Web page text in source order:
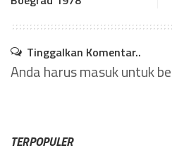
Tinggalkan Komentar..
Anda harusmasukuntuk
TERPOPULER